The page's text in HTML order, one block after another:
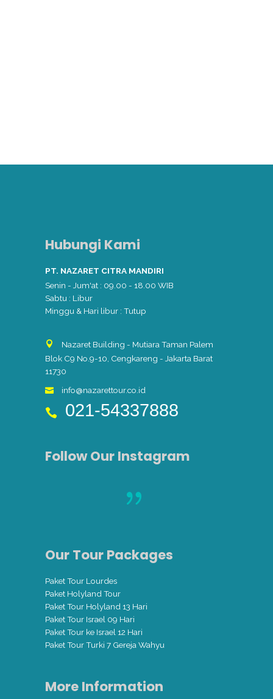
Hubungi Kami
PT. NAZARET CITRA MANDIRI
Senin - Jum'at : 09.00 - 18.00 WIB
Sabtu : Libur
Minggu & Hari libur : Tutup
Nazaret Building - Mutiara Taman Palem
Blok C9 No.9-10, Cengkareng - Jakarta Barat
11730
info@nazarettour.co.id
021-54337888
Follow Our Instagram
Our Tour Packages
Paket Tour Lourdes
Paket Holyland Tour
Paket Tour Holyland 13 Hari
Paket Tour Israel 09 Hari
Paket Tour ke Israel 12 Hari
Paket Tour Turki 7 Gereja Wahyu
More Information